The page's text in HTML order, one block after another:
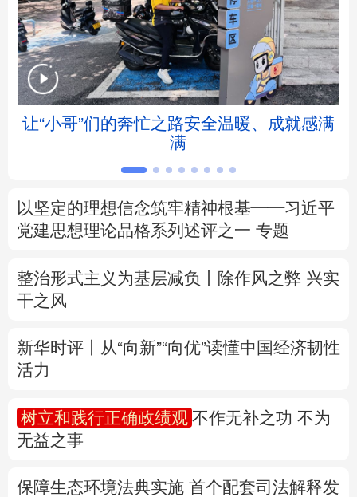
地方频道
北京 天津 河北 山西
辽宁 吉林 上海 江苏
广东 广西 海南
四川 贵州 云南 西藏
陕西
新疆 内蒙古 黑龙江
多语种频道
让“小哥”们的奔忙之路安全温暖、成就感满
满
以坚定的理想信念筑牢精神根基——习近平
党建思想理论品格系列述评之一 专题
整治形式主义为基层减负丨除作风之弊 兴实
干之风
新华时评丨从“向新”“向优”读懂中国经济韧性
活力
树立和践行正确政绩观 不作无补之功 不为
无益之事
保障生态环境法典实施 首个配套司法解释发